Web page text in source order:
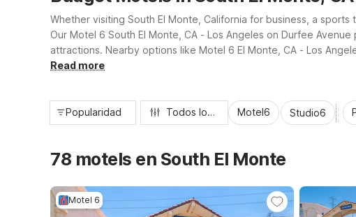
Whether visiting South El Monte, California for business, a
Our Motel 6 South El Monte, CA - Los Angeles on Durfee
attractions. Nearby options like Motel 6 El Monte, CA - Los
convenient parking, and pet-friendly rooms, so you can relax and
Read more
Popularidad Todos los filtros Motel6 Studio6
78 motels en South El Monte
Motel 6